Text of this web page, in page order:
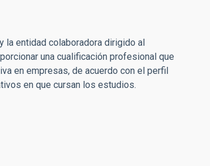
la entidad colaboradora dirigido al
una cualificación profesional que
en empresas, de acuerdo con el perfil
en que cursan los estudios.